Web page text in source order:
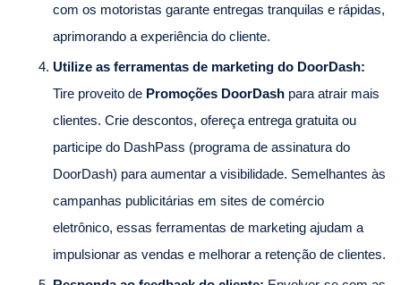
com os motoristas garante entregas tranquilas e rápidas,
aprimorando a experiência do cliente.
Utilize as ferramentas de marketing do DoorDash:
Tire proveito de Promoções DoorDash para atrair mais
clientes. Crie descontos, ofereça entrega gratuita ou
participe do DashPass (programa de assinatura do
DoorDash) para aumentar a visibilidade. Semelhantes às
campanhas publicitárias em sites de comércio
eletrônico, essas ferramentas de marketing ajudam a
impulsionar as vendas e melhorar a retenção de clientes.